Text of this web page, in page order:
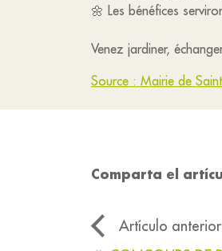
🌼 Les bénéfices
Venez jardiner,
Source : Mairie de
Comparta el
Artículo anterior